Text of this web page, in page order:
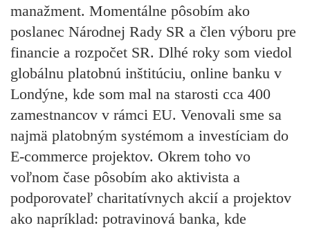
manažment. Momentálne pôsobím ako
poslanec Národnej Rady SR a člen výboru pre
financie a rozpočet SR. Dlhé roky som viedol
globálnu platobnú inštitúciu, online banku v
Londýne, kde som mal na starosti cca 400
zamestnancov v rámci EU. Venovali sme sa
najmä platobným systémom a investíciam do
E-commerce projektov. Okrem toho vo
voľnom čase pôsobím ako aktivista a
podporovateľ charitatívnych akcií a projektov
ako napríklad: potravinová banka, kde